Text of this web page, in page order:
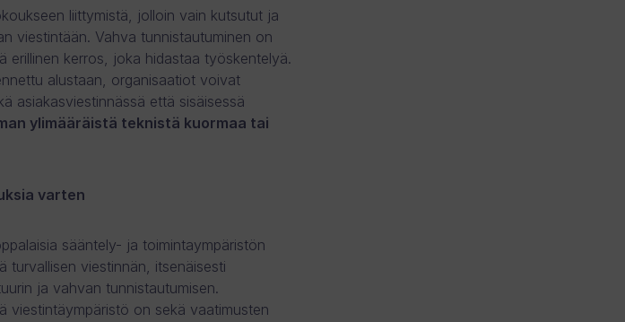
liittymistä, jolloin vain kutsutut ja
viestintään. Vahva tunnistautuminen on
erillinen kerros, joka hidastaa työskentelyä.
alustaan, organisaatiot voivat
asiakasviestinnässä että sisäisessä
ylimääräistä teknistä kuormaa tai
varten
sääntely- ja toimintaympäristön
turvallisen viestinnän, itsenäisesti
ja vahvan tunnistautumisen.
viestintäympäristö on sekä vaatimusten